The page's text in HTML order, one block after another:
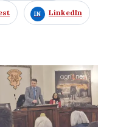
LinkedIn